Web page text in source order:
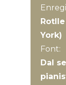
York)
Font:
Dal